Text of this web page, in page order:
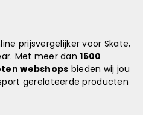
prijsvergelijker voor Skate,
Met meer dan1500
webshops bieden wij jou
gerelateerde producten